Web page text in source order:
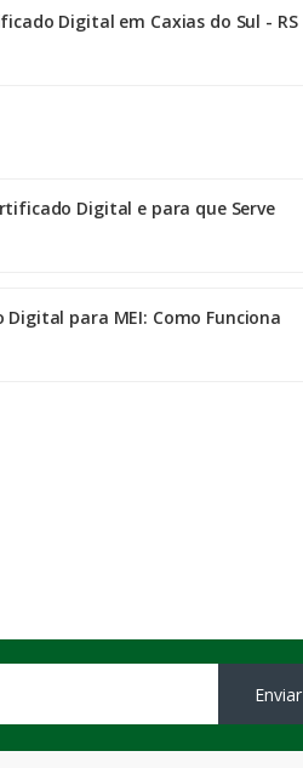
Digital em Caxias do Sul - RS
Digital e para que Serve
para MEI: Como Funciona
Enviar